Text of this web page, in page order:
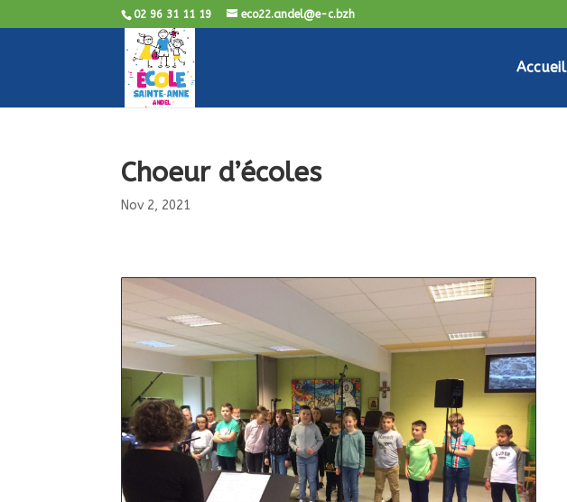
02 96 31 11 19 eco22.andel@e-c.bzh
Accueil
Choeur d’écoles
Nov 2, 2021